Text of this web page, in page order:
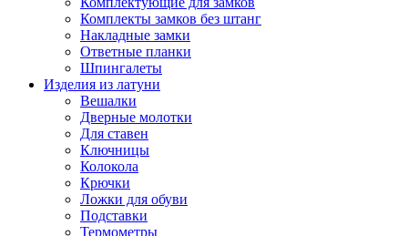
Комплекты замков без штанг
Накладные замки
Ответные планки
Шпингалеты
Изделия из латуни
Вешалки
Дверные молотки
Для ставен
Ключницы
Колокола
Крючки
Ложки для обуви
Подставки
Термометры